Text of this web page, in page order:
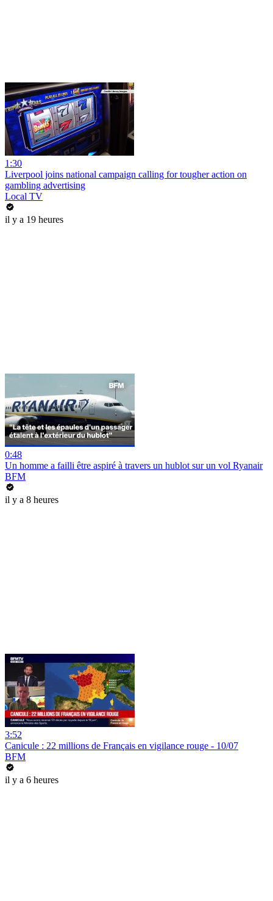
1:30
Liverpool joins national campaign calling for tougher action on
gambling advertising
Local TV
il y a 19 heures
0:48
Un homme a failli être aspiré à travers un hublot sur un vol Ryanair
BFM
il y a 8 heures
3:52
Canicule : 22 millions de Français en vigilance rouge - 10/07
BFM
il y a 6 heures